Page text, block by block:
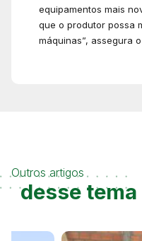
equipamentos mais
que o produtor possa
máquinas”, assegura
Outros artigos
desse tema